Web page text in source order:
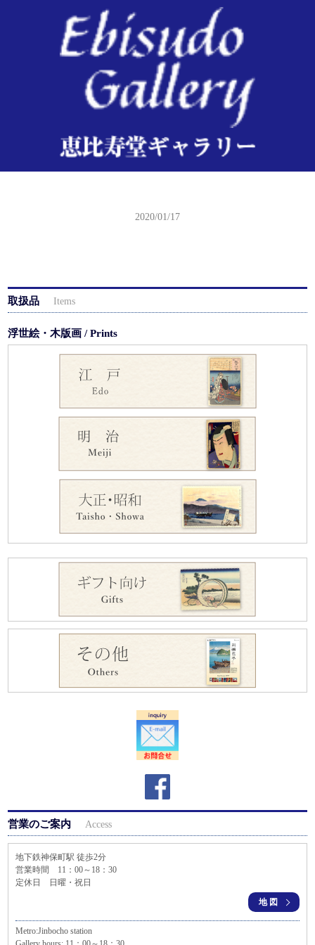
2020/01/17
取扱品 Items
浮世絵・木版画 / Prints
営業のご案内 Access
地下鉄神保町駅 徒歩2分
営業時間 11：00～18：30
定休日 日曜・祝日
地図
Metro:Jinbocho station